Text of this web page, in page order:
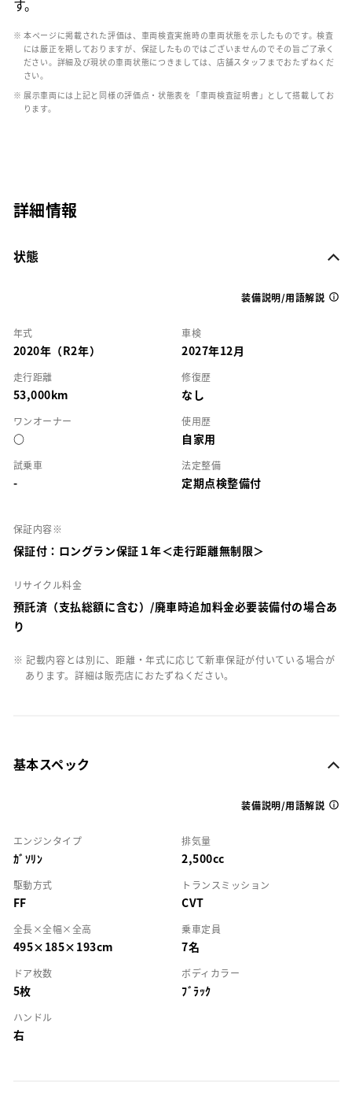
す。
※ 本ページに掲載された評価は、車両検査実施時の車両状態を示したものです。検査
には厳正を期しておりますが、保証したものではございませんのでその旨ご了承く
ださい。詳細及び現状の車両状態につきましては、店舗スタッフまでおたずねくだ
さい。
※ 展示車両には上記と同様の評価点・状態表を「車両検査証明書」として搭載してお
ります。
詳細情報
状態
装備説明/用語解説
年式
2020年（R2年）
車検
2027年12月
走行距離
53,000km
修復歴
なし
ワンオーナー
○
使用歴
自家用
試乗車
-
法定整備
定期点検整備付
保証内容※
保証付：ロングラン保証１年＜走行距離無制限＞
リサイクル料金
預託済（支払総額に含む）/廃車時追加料金必要装備付の場合あ
り
※ 記載内容とは別に、距離・年式に応じて新車保証が付いている場合が
あります。詳細は販売店におたずねください。
基本スペック
装備説明/用語解説
エンジンタイプ
ｶﾞｿﾘﾝ
排気量
2,500cc
駆動方式
FF
トランスミッション
CVT
全長×全幅×全高
495×185×193cm
乗車定員
7名
ドア枚数
5枚
ボディカラー
ﾌﾞﾗｯｸ
ハンドル
右